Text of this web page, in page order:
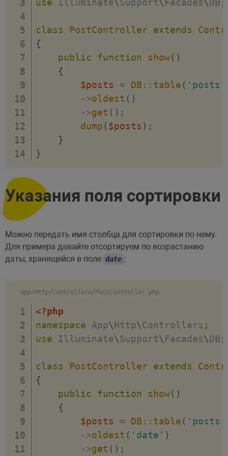
class PostController extends
{
public
function show( )
{
$posts
= DB :: table ( 'posts'
->oldest ( )
->get ( ) ;
dump ($posts ) ;
}
}
Указания поля сортировки
Можно передать имя столбца для сортировки по нему.
Для примера давайте отсортируем по возрастанию
даты, хранящейся в поле date :
app/Http/Controllers/PostController.php
<?php
namespace
App\Http\Controllers ;
use
Illuminate\Support\ Facades\DB ;
class PostController extends
{
public
function show( )
{
$posts
= DB :: table ( 'posts'
->oldest ( 'date' )
->get ( ) ;